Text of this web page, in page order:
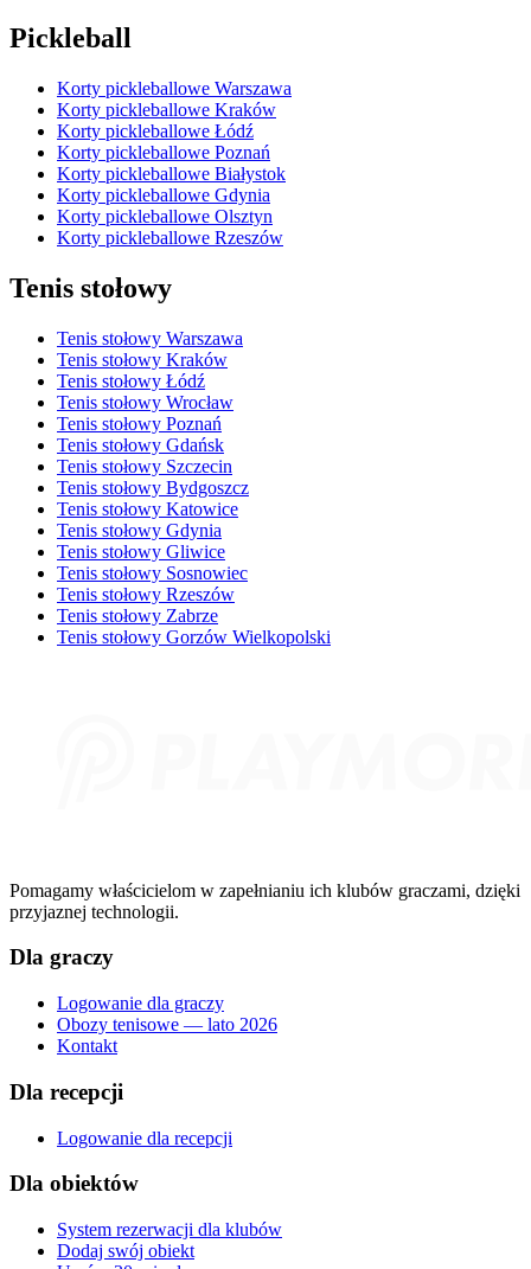
Pickleball
Korty pickleballowe Warszawa
Korty pickleballowe Kraków
Korty pickleballowe Łódź
Korty pickleballowe Poznań
Korty pickleballowe Białystok
Korty pickleballowe Gdynia
Korty pickleballowe Olsztyn
Korty pickleballowe Rzeszów
Tenis stołowy
Tenis stołowy Warszawa
Tenis stołowy Kraków
Tenis stołowy Łódź
Tenis stołowy Wrocław
Tenis stołowy Poznań
Tenis stołowy Gdańsk
Tenis stołowy Szczecin
Tenis stołowy Bydgoszcz
Tenis stołowy Katowice
Tenis stołowy Gdynia
Tenis stołowy Gliwice
Tenis stołowy Sosnowiec
Tenis stołowy Rzeszów
Tenis stołowy Zabrze
Tenis stołowy Gorzów Wielkopolski
Pomagamy właścicielom w zapełnianiu ich klubów graczami, dzięki
przyjaznej technologii.
Dla graczy
Logowanie dla graczy
Obozy tenisowe — lato 2026
Kontakt
Dla recepcji
Logowanie dla recepcji
Dla obiektów
System rezerwacji dla klubów
Dodaj swój obiekt